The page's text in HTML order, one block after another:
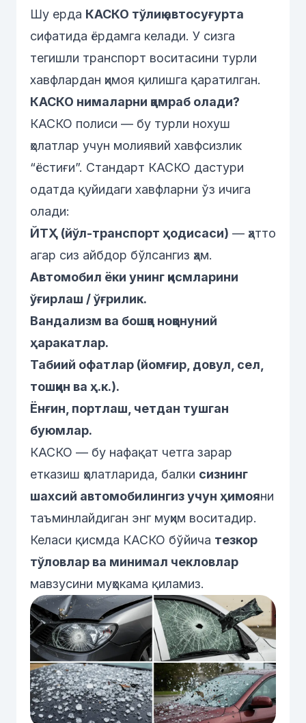
Шу ерда КАСКО тўлиқ автосуғурта
сифатида ёрдамга келади. У сизга
тегишли транспорт воситасини турли
хавфлардан ҳимоя қилишга қаратилган.
КАСКО нималарни қамраб олади?
КАСКО полиси — бу турли нохуш
ҳолатлар учун молиявий хавфсизлик
“ёстиғи”. Стандарт КАСКО дастури
одатда қуйидаги хавфларни ўз ичига
олади:
ЙТҲ (йўл-транспорт ҳодисаси) — ҳатто
агар сиз айбдор бўлсангиз ҳам.
Автомобил ёки унинг қисмларини
ўғирлаш / ўғрилик.
Вандализм ва бошқа ноқонуний
ҳаракатлар.
Табиий офатлар (йомғир, довул, сел,
тошқин ва ҳ.к.).
Ёнғин, портлаш, четдан тушган
буюмлар.
КАСКО — бу нафақат четга зарар
етказиш ҳолатларида, балки сизнинг
шахсий автомобилингиз учун ҳимояни
таъминлайдиган энг муҳим воситадир.
Келаси қисмда КАСКО бўйича тезкор
тўловлар ва минимал чекловлар
мавзусини муҳокама қиламиз.